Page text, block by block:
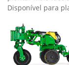
O kit de luzes
plantar mais
Disponível para